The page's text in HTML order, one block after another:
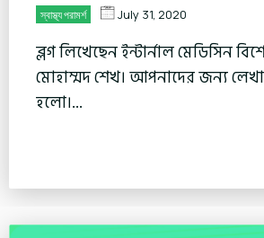
স্বাস্থ্য পরামর্শ July 31, 2020
ব্লগ লিখেছেন ইন্টার্নাল মেডিসিন
মোহাম্মদ শেখ। আপনাদের জন্য
হলো।...